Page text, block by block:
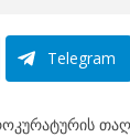
Telegram